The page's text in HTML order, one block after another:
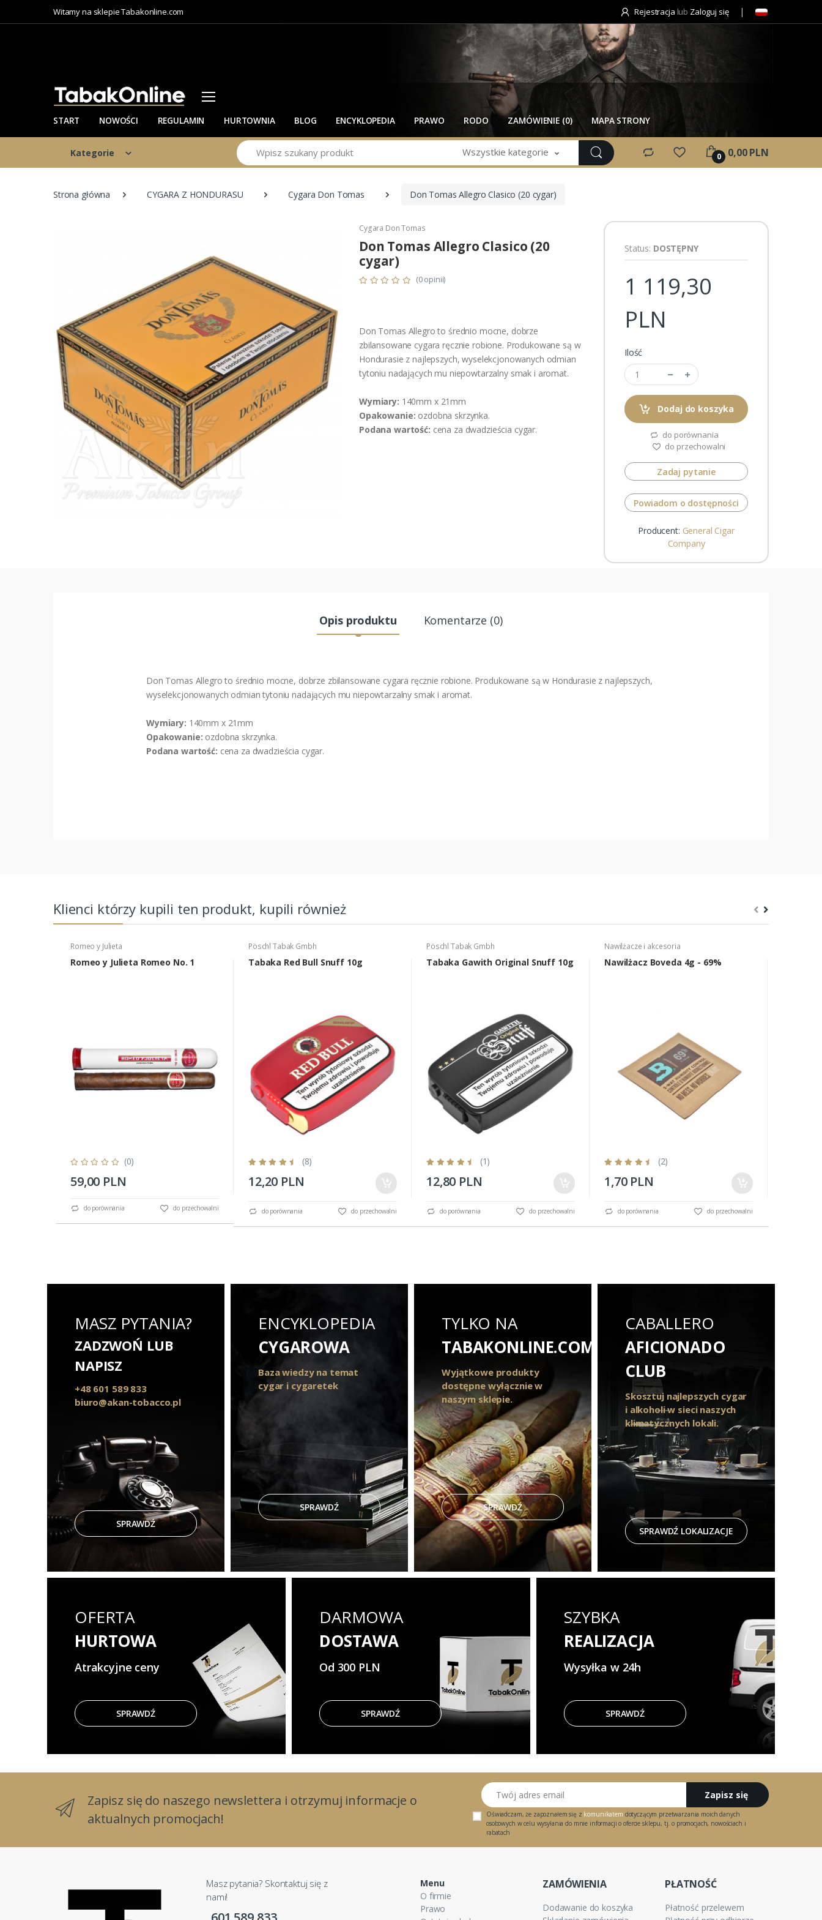
Witamy na sklepie Tabakonline.com Rejestracja lub Zaloguj się
START NOWOŚCI REGULAMIN HURTOWNIA BLOG ENCYKLOPEDIA PRAWO RODO ZAMÓWIENIE (0) MAPA STRONY
Kategorie
Szukaj Wszystkie kategorie 0 0,00 PLN
Strona główna CYGARA Z HONDURASU Cygara Don Tomas Don Tomas Allegro Clasico (20 cygar)
Cygara Don Tomas
Don Tomas Allegro Clasico (20
cygar)
(0 opinii)
Don Tomas Allegro to średnio mocne, dobrze
zbilansowane cygara ręcznie robione. Produkowane są w
Hondurasie z najlepszych, wyselekcjonowanych odmian
tytoniu nadających mu niepowtarzalny smak i aromat.
Wymiary: 140mm x 21mm
Opakowanie: ozdobna skrzynka.
Podana wartość: cena za dwadzieścia cygar.
Status: DOSTĘPNY
1 119,30
PLN
Ilość
Dodaj do koszyka
do porównania
do przechowalni
Zadaj pytanie
Powiadom o dostępności
Producent: General Cigar
Company
Opis produktu Komentarze (0)
Don Tomas Allegro to średnio mocne, dobrze zbilansowane cygara ręcznie robione. Produkowane są w Hondurasie z najlepszych,
wyselekcjonowanych odmian tytoniu nadających mu niepowtarzalny smak i aromat.
Wymiary: 140mm x 21mm
Opakowanie: ozdobna skrzynka.
Podana wartość: cena za dwadzieścia cygar.
Klienci którzy kupili ten produkt, kupili również
Romeo y Julieta
Romeo y Julieta Romeo No. 1
(0)
59,00 PLN
do porównania do przechowalni
Pöschl Tabak Gmbh
Tabaka Red Bull Snuff 10g
(8)
12,20 PLN
do porównania do przechowalni
Pöschl Tabak Gmbh
Tabaka Gawith Original Snuff 10g
(1)
12,80 PLN
do porównania do przechowalni
Nawilżacze i akcesoria
Nawilżacz Boveda 4g - 69%
(2)
1,70 PLN
do porównania do przechowalni
MASZ PYTANIA?
ZADZWOŃ LUB
NAPISZ
+48 601 589 833
biuro@akan-tobacco.pl
SPRAWDŹ
ENCYKLOPEDIA
CYGAROWA
Baza wiedzy na temat
cygar i cygaretek
SPRAWDŹ
TYLKO NA
TABAKONLINE.COM
Wyjątkowe produkty
dostępne wyłącznie w
naszym sklepie.
SPRAWDŹ
CABALLERO
AFICIONADO
CLUB
Skosztuj najlepszych cygar
i alkoholi w sieci naszych
klimatycznych lokali.
SPRAWDŹ LOKALIZACJE
OFERTA
HURTOWA
Atrakcyjne ceny
SPRAWDŹ
DARMOWA
DOSTAWA
Od 300 PLN
SPRAWDŹ
SZYBKA
REALIZACJA
Wysyłka w 24h
SPRAWDŹ
Zapisz się do naszego newslettera i otrzymuj informacje o
aktualnych promocjach!
Twój adres email
Zapisz się
Oświadczam, że zapoznałem się z komunikatem dotyczącym przetwarzania moich danych
osobowych w celu wysyłania do mnie informacji o ofercie sklepu, tj. o promocjach, nowościach i
rabatach
Masz pytania? Skontaktuj się z
nami!
Menu
O firmie
Prawo
ZAMÓWIENIA
Dodawanie do koszyka
PŁATNOŚĆ
Płatność przelewem